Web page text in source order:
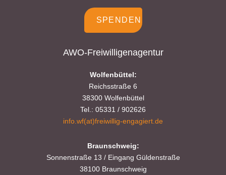
SPENDEN
AWO-Freiwilligenagentur
Wolfenbüttel:
Reichsstraße 6
38300 Wolfenbüttel
Tel.: 05331 / 902626
info.wf(at)freiwillig-engagiert.de
Braunschweig:
Sonnenstraße 13 / Eingang Güldenstraße
38100 Braunschweig